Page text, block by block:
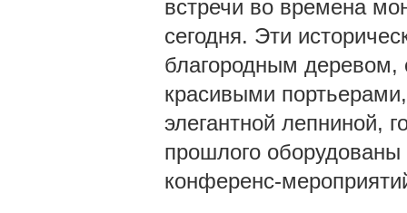
встречи во времена
сегодня. Эти
благородным
красивыми
элегантной лепниной,
прошлого
конференс-